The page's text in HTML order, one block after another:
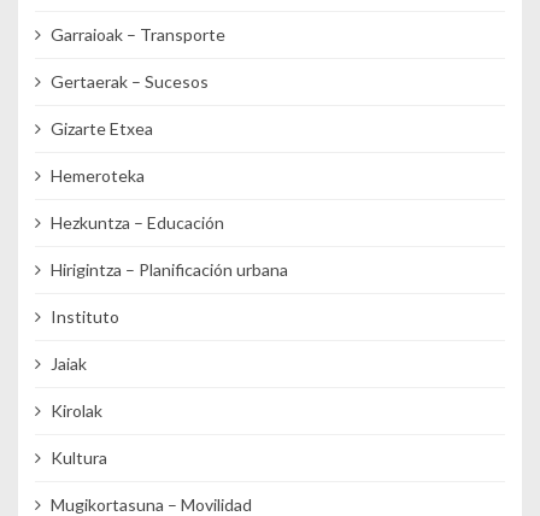
Garraioak – Transporte
Gertaerak – Sucesos
Gizarte Etxea
Hemeroteka
Hezkuntza – Educación
Hirigintza – Planificación urbana
Instituto
Jaiak
Kirolak
Kultura
Mugikortasuna – Movilidad